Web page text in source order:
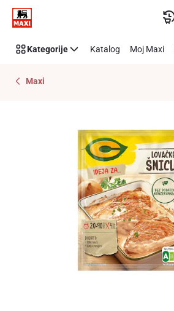
Preskoči link
Kategorije Katalog Moj Maxi
Maxi